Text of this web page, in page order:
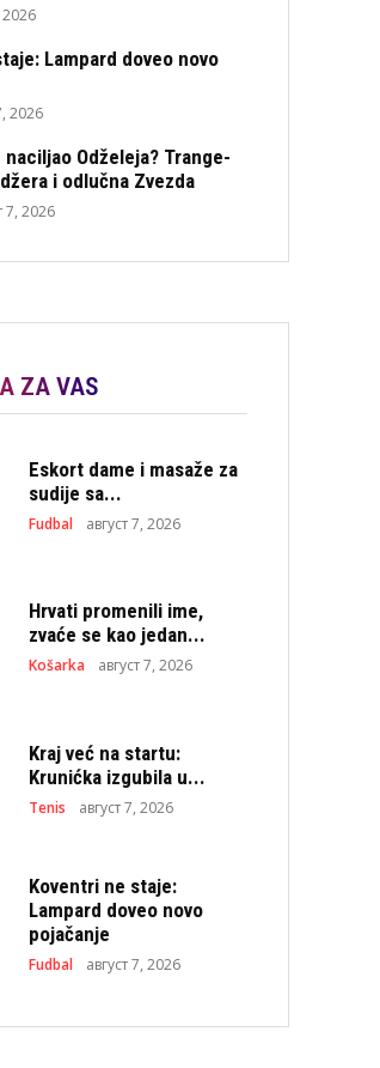
2026
Lampard doveo novo
2026
naciljao Odželeja? Trange-
i odlučna Zvezda
7, 2026
ZA VAS
Eskort dame i masaže za
sudije sa...
Fudbal август 7, 2026
Hrvati promenili ime,
zvaće se kao jedan...
Košarka август 7, 2026
Kraj već na startu:
Krunićka izgubila u...
Tenis август 7, 2026
Koventri ne staje:
Lampard doveo novo
pojačanje
Fudbal август 7, 2026